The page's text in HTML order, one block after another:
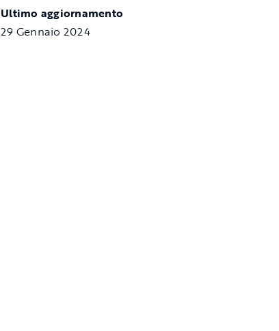
Ultimo aggiornamento
29 Gennaio 2024